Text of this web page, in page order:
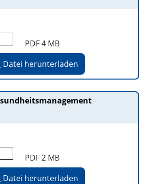
PDF4 MB
Datei herunterladen
PDF2 MB
Datei herunterladen